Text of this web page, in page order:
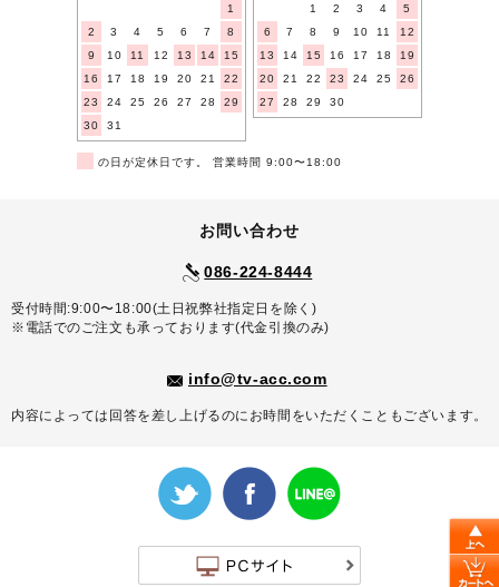
1
2
3 4 5 6 7
8
9
10 11 12 13 14
15
16
17 18 19 20 21
22
23
24 25 26 27 28
29
30
31
1
2 3 4
5
6
7 8 9 10 11
12
13
14 15 16 17 18
19
20
21 22 23 24 25
26
27
28 29 30
の日が定休日です。 営業時間 9:00〜18:00
お問い合わせ
086-224-8444
受付時間:9:00〜18:00(土日祝弊社指定日を除く)
※電話でのご注文も承っております(代金引換のみ)
info@tv-acc.com
内容によっては回答を差し上げるのにお時間をいただくこともございます。